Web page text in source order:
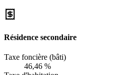
Résidence secondaire
Taxe foncière (bâti)
46,46 %